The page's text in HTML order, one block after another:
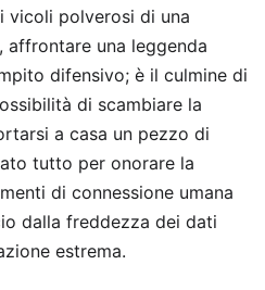
vicoli polverosi di una
affrontare una leggenda
difensivo; è il culmine di
di scambiare la
a casa un pezzo di
tutto per onorare la
di connessione umana
dalla freddezza dei dati
estrema.